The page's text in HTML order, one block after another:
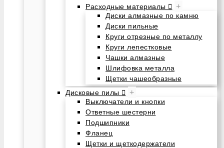
Расходные материалы
+
Диски алмазные по камню
Диски пильные
Круги отрезные по металлу
Круги лепестковые
Чашки алмазные
Шлифовка металла
Щетки чашеобразные
Дисковые пилы
+
Выключатели и кнопки
Ответные шестерни
Подшипники
Фланец
Щетки и щеткодержатели